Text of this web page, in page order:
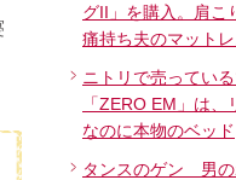
グII」を購入。肩こ
痛持ち夫のマット
ニトリで売ってい
「ZERO EM」は
なのに本物のベッド
タンスのゲン 男の